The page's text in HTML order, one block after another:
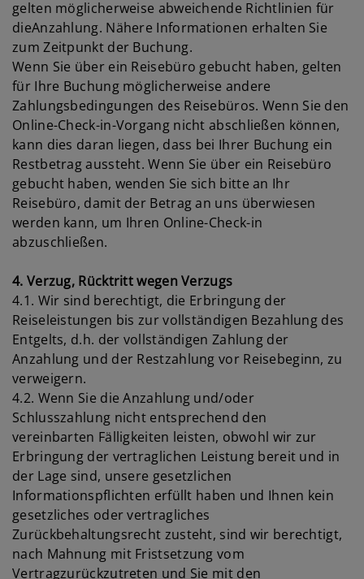
gelten möglicherweise abweichende Richtlinien für
dieAnzahlung. Nähere Informationen erhalten Sie
zum Zeitpunkt der Buchung.
Wenn Sie über ein Reisebüro gebucht haben, gelten
für Ihre Buchung möglicherweise andere
Zahlungsbedingungen des Reisebüros. Wenn Sie den
Online-Check-in-Vorgang nicht abschließen können,
kann dies daran liegen, dass bei Ihrer Buchung ein
Restbetrag aussteht. Wenn Sie über ein Reisebüro
gebucht haben, wenden Sie sich bitte an Ihr
Reisebüro, damit der Betrag an uns überwiesen
werden kann, um Ihren Online-Check-in
abzuschließen.
4. Verzug, Rücktritt wegen Verzugs
4.1. Wir sind berechtigt, die Erbringung der
Reiseleistungen bis zur vollständigen Bezahlung des
Entgelts, d.h. der vollständigen Zahlung der
Anzahlung und der Restzahlung vor Reisebeginn, zu
verweigern.
4.2. Wenn Sie die Anzahlung und/oder
Schlusszahlung nicht entsprechend den
vereinbarten Fälligkeiten leisten, obwohl wir zur
Erbringung der vertraglichen Leistung bereit und in
der Lage sind, unsere gesetzlichen
Informationspflichten erfüllt haben und Ihnen kein
gesetzliches oder vertragliches
Zurückbehaltungsrecht zusteht, sind wir berechtigt,
nach Mahnung mit Fristsetzung vom
Vertragzurückzutreten und Sie mit den